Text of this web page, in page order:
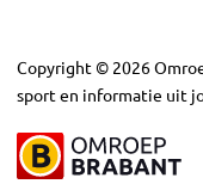
Copyright © 2026
sport en informatie uit